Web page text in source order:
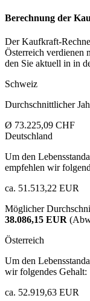
Berechnung der
Der Kaufkraft-
Österreich verdienen
den Sie aktuell in in
Schweiz
Durchschnittlicher
Ø 73.225,09 CHF
Deutschland
Um den
empfehlen wir
ca. 51.513,22 EUR
Möglicher
38.086,15 EUR
Österreich
Um den
wir folgendes Gehalt:
ca. 52.919,63 EUR